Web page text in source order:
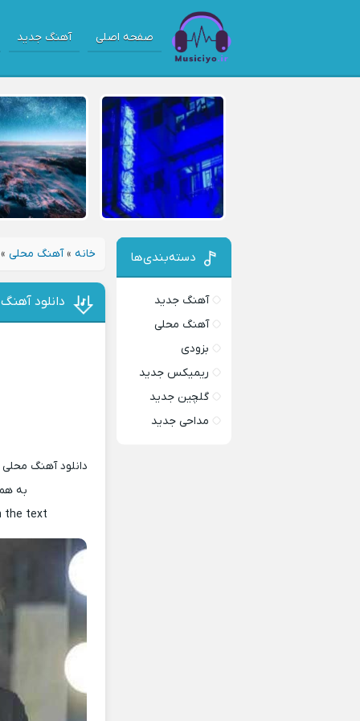
صفحه اصلی آهنگ جدید
خانه »آهنگ محلی
دانلود
دانلود آهنگ
به
the text
دسته‌بندی‌ها
آهنگ جدید
آهنگ محلی
بزودی
ریمیکس جدید
گلچین جدید
مداحی جدید